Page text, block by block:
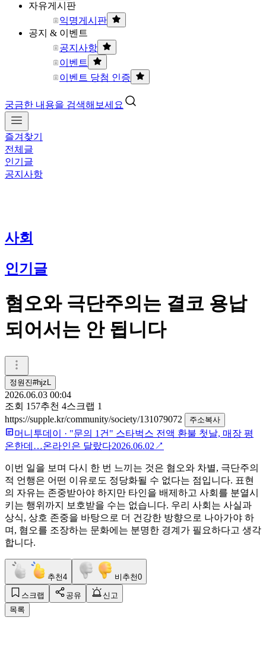
자유게시판
익명게시판
공지 & 이벤트
공지사항
이벤트
이벤트 당첨 인증
궁금한 내용을 검색해보세요
즐겨찾기
전체글
인기글
공지사항
사회
인기글
혐오와 극단주의는 결코 용납
되어서는 안 됩니다
정원진#hjzL
2026.06.03 00:04
조회 157추천 4스크랩 1
https://supple.kr/community/society/131079072
주소복사
머니투데이 · "문의 1건" 스타벅스 전액 환불 첫날, 매장 평
온한데…온라인은 달랐다2026.06.02 ↗
이번 일을 보며 다시 한 번 느끼는 것은 혐오와 차별, 극단주의
적 언행은 어떤 이유로도 정당화될 수 없다는 점입니다. 표현
의 자유는 존중받아야 하지만 타인을 배제하고 사회를 분열시
키는 행위까지 보호받을 수는 없습니다. 우리 사회는 사실과
상식, 상호 존중을 바탕으로 더 건강한 방향으로 나아가야 하
며, 혐오를 조장하는 문화에는 분명한 경계가 필요하다고 생각
합니다.
추천4 비추천0
스크랩 공유
신고
목록